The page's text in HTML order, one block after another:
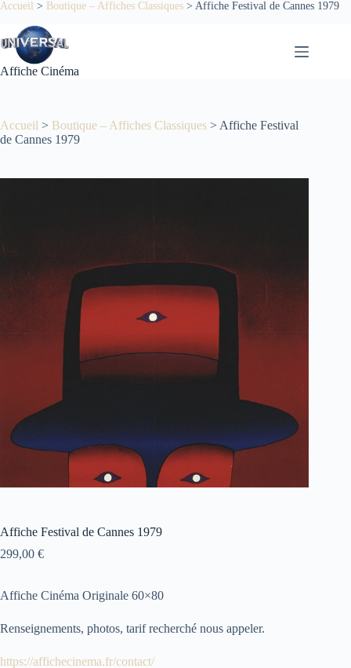
Passer
contenu
Accueil > Boutique – Affiches Classiques > Affiche Festival de Cannes 1979
Affiche Cinéma
Accueil > Boutique – Affiches Classiques > Affiche Festival
de Cannes 1979
Affiche Festival de Cannes 1979
299,00 €
Affiche Cinéma Originale 60×80
Renseignements, photos, tarif recherché nous appeler.
https://affichecinema.fr/contact/